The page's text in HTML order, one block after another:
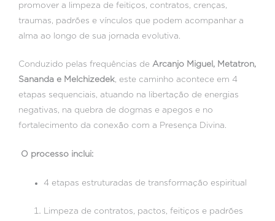
promover a limpeza de feitiços, contratos, crenças,
traumas, padrões e vínculos que podem acompanhar a
alma ao longo de sua jornada evolutiva.
Conduzido pelas frequências de Arcanjo Miguel, Metatron,
Sananda e Melchizedek, este caminho acontece em 4
etapas sequenciais, atuando na libertação de energias
negativas, na quebra de dogmas e apegos e no
fortalecimento da conexão com a Presença Divina.
O processo inclui:
4 etapas estruturadas de transformação espiritual
Limpeza de contratos, pactos, feitiços e padrões